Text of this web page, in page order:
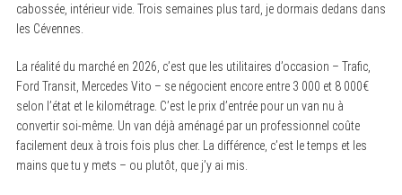
cabossée, intérieur vide. Trois semaines plus tard, je dormais dedans dans
les Cévennes.
La réalité du marché en 2026, c’est que les utilitaires d’occasion – Trafic,
Ford Transit, Mercedes Vito – se négocient encore entre 3 000 et 8 000€
selon l’état et le kilométrage. C’est le prix d’entrée pour un van nu à
convertir soi-même. Un van déjà aménagé par un professionnel coûte
facilement deux à trois fois plus cher. La différence, c’est le temps et les
mains que tu y mets – ou plutôt, que j’y ai mis.